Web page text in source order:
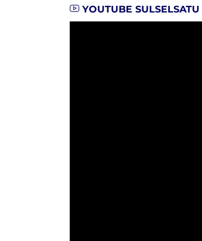
YOUTUBE SULSELSATU